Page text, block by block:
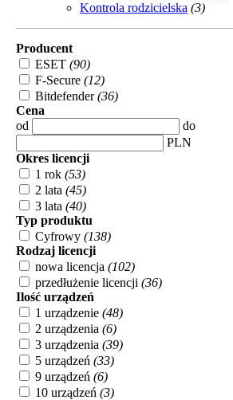
Kontrola rodzicielska (3)
Producent
ESET (90)
F-Secure (12)
Bitdefender(36)
Cena
od
do
PLN
Okres licencji
1 rok (53)
2 lata (45)
3 lata (40)
Typ produktu
Cyfrowy (138)
Rodzaj licencji
nowa licencja (102)
przedłużenie licencji (36)
Ilość urządzeń
1 urządzenie (48)
2 urządzenia (6)
3 urządzenia (39)
5 urządzeń (33)
9 urządzeń (6)
10 urządzeń (3)